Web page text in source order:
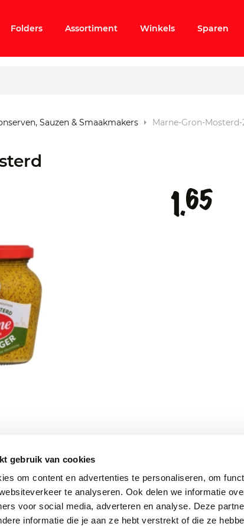
gebruik van cookies
om content en advertenties te personaliseren, om
te analyseren. Ook delen we informatie
voor social media, adverteren en analyse. Deze
informatie die je aan ze hebt verstrekt of die ze
vergeten
Folders Assortiment Winkels Sparen
Sauzen & Smaakmakers Marne-Gron-Mosterd-
1.65
Vomar nieuwsbrief